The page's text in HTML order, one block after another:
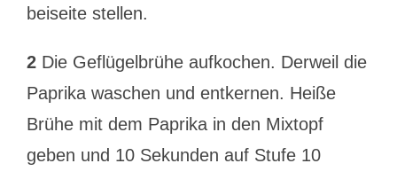
beiseite stellen.
2Die Geflügelbrühe aufkochen. Derweil die
Paprika waschen und entkernen. Heiße
Brühe mit dem Paprika in den Mixtopf
geben und 10 Sekunden auf Stufe 10